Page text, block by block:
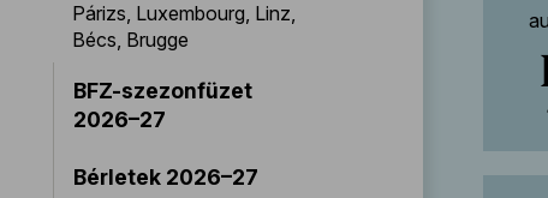
Párizs, Luxembourg, Linz,
Bécs, Brugge
BFZ-szezonfüzet
2026–27
Bérletek 2026–27